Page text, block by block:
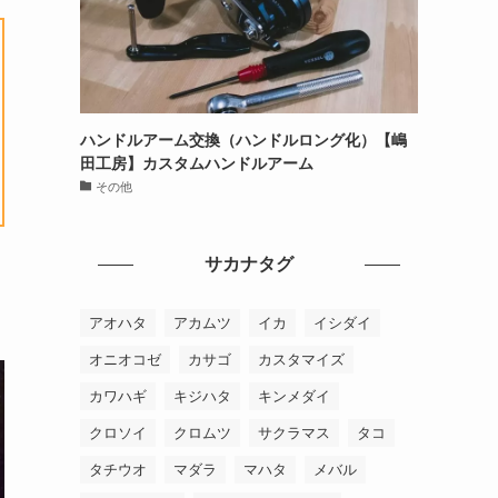
ハンドルアーム交換（ハンドルロング化）【嶋
田工房】カスタムハンドルアーム
その他
サカナタグ
アオハタ アカムツ イカ イシダイ
オニオコゼ カサゴ カスタマイズ
カワハギ キジハタ キンメダイ
クロソイ クロムツ サクラマス タコ
タチウオ マダラ マハタ メバル